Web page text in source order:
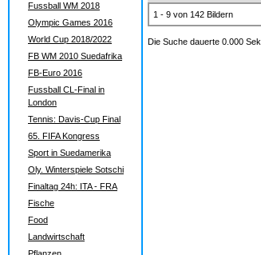
Fussball WM 2018
Olympic Games 2016
World Cup 2018/2022
FB WM 2010 Suedafrika
FB-Euro 2016
Fussball CL-Final in
London
Tennis: Davis-Cup Final
65. FIFA Kongress
Sport in Suedamerika
Oly. Winterspiele Sotschi
Finaltag 24h: ITA - FRA
Fische
Food
Landwirtschaft
1 - 9 von 142 Bildern
Die Suche dauerte 0.000 Sek.